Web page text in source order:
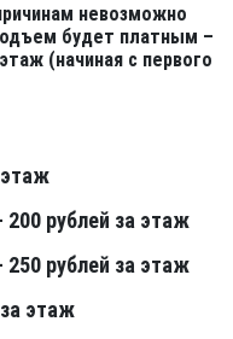
невозможно
будет платным –
(начиная с первого
этаж
200 рублей за этаж
250 рублей за этаж
этаж